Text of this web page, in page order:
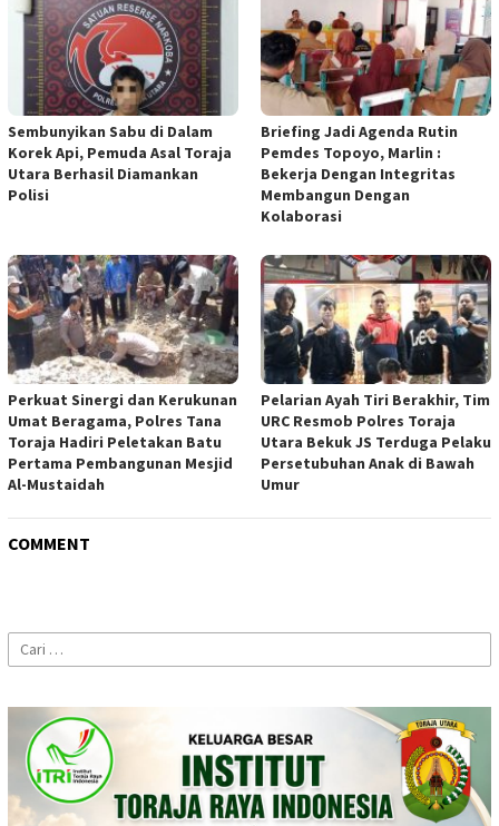
Sembunyikan Sabu di Dalam
Korek Api, Pemuda Asal Toraja
Utara Berhasil Diamankan
Polisi
Briefing Jadi Agenda Rutin
Pemdes Topoyo, Marlin :
Bekerja Dengan Integritas
Membangun Dengan
Kolaborasi
Perkuat Sinergi dan Kerukunan
Umat Beragama, Polres Tana
Toraja Hadiri Peletakan Batu
Pertama Pembangunan Mesjid
Al-Mustaidah
Pelarian Ayah Tiri Berakhir, Tim
URC Resmob Polres Toraja
Utara Bekuk JS Terduga Pelaku
Persetubuhan Anak di Bawah
Umur
COMMENT
Cari
untuk: